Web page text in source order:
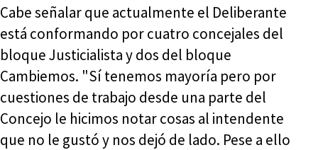
Cabe señalar que actualmente el Deliberante
está conformando por cuatro concejales del
bloque Justicialista y dos del bloque
Cambiemos. "Sí tenemos mayoría pero por
cuestiones de trabajo desde una parte del
Concejo le hicimos notar cosas al intendente
que no le gustó y nos dejó de lado. Pese a ello